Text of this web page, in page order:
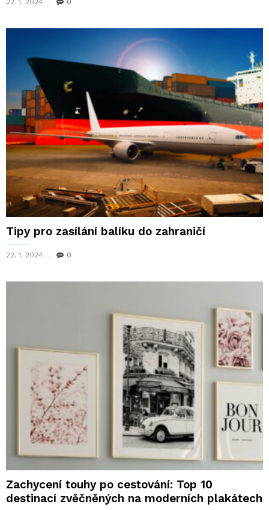
22. 1. 2024 0
Tipy pro zasílání balíku do zahraničí
22. 1. 2024 0
Zachycení touhy po cestování: Top 10
destinací zvěčněných na moderních plakátech